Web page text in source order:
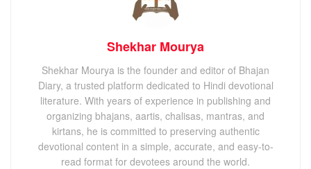
Shekhar Mourya
Shekhar Mourya is the founder and editor of Bhajan
Diary, a trusted platform dedicated to Hindi devotional
literature. With years of experience in publishing and
organizing bhajans, aartis, chalisas, mantras, and
kirtans, he is committed to preserving authentic
devotional content in a simple, accurate, and easy-to-
read format for devotees around the world.